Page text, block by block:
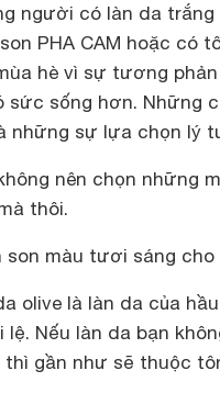
người có làn da
PHA CAM hoặc có
hè vì sự tương
sức sống hơn. Những
những sự lựa chọn lý
nên chọn những
thôi.
son màu tươi sáng cho
olive là làn da của
lệ. Nếu làn da bạn
thì gần như sẽ thuộc